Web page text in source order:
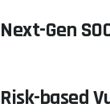
Next-Gen
Risk-based